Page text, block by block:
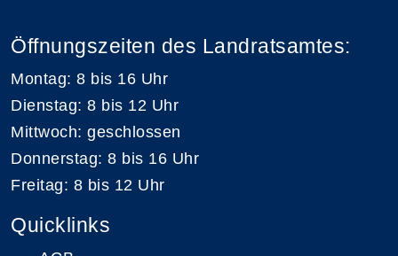
Öffnungszeiten des Landratsamtes:
Montag: 8 bis 16 Uhr
Dienstag: 8 bis 12 Uhr
Mittwoch: geschlossen
Donnerstag: 8 bis 16 Uhr
Freitag: 8 bis 12 Uhr
Quicklinks